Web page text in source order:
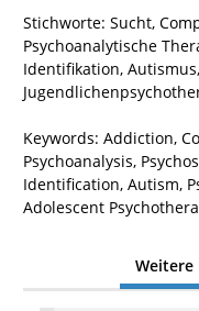
Stichworte: Sucht,
Psychoanalytische
Identifikation,
Keywords: Addiction,
Psychoanalysis,
Identification, Autism,
Adolescent
Weitere